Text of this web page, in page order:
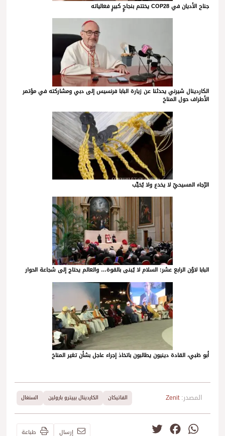
جناح الأديان في COP28 يختتم بنجاحٍ كبيرٍ فعالياته
الكاردينال شيرني يحدثنا عن زيارة البابا فرنسيس إلى دبي ومشاركته في مؤتمر
الأطراف حول المناخ
الرّجاء المسيحيّ لا يخدع ولا يُخيِّب
البابا لاوُن الرابع عشر: السلام لا يُبنى بالقوة… والعالم يحتاج إلى شجاعة الحوار
أبو ظبي، القادة دينيون يطالبون باتخاذ إجراء عاجل بشأن تغير المناخ
المصدر:Zenit الفاتيكان الكاردينال بييترو بارولين السنغال
WhatsApp
Facebook إرسال طباعة